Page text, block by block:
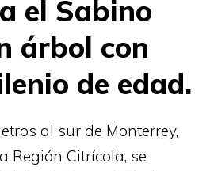
el Sabino
árbol con
de edad.
al sur de Monterrey,
Región Citrícola, se